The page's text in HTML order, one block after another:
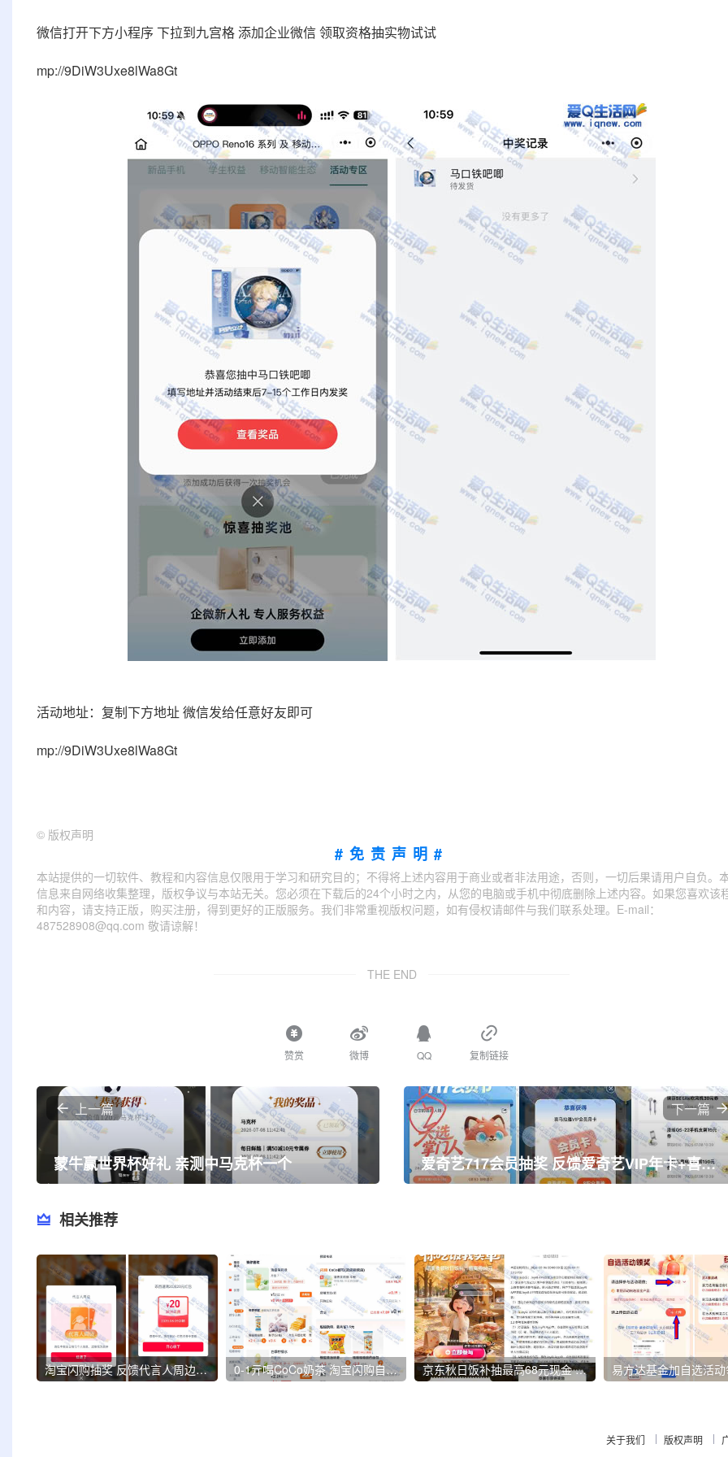
微信打开下方小程序 下拉到九宫格 添加企业微信 领取资格抽实物试试
mp://9DiW3Uxe8lWa8Gt
活动地址：复制下方地址 微信发给任意好友即可
mp://9DiW3Uxe8lWa8Gt
© 版权声明
#免责声明#
本站提供的一切软件、教程和内容信息仅限用于学习和研究目的；不得将上述内容用于商业或者非法用途，否则，一切后果请用户自负。
信息来自网络收集整理，版权争议与本站无关。您必须在下载后的24个小时之内，从您的电脑或手机中彻底删除上述内容。如果您喜欢该
和内容，请支持正版，购买注册，得到更好的正版服务。我们非常重视版权问题，如有侵权请邮件与我们联系处理。E-mail：
487528908@qq.com 敬请谅解！
THE END
赞赏 微博 QQ 复制链接
上一篇
蒙牛赢世界杯好礼 亲测中马克杯一个
下一篇
爱奇艺717会员抽奖 反馈爱奇艺VIP年卡+喜马拉雅VIP
相关推荐
淘宝闪购抽奖 反馈代言人周边+20元茶百道红包 0-1亓喝CoCo奶茶 淘宝闪购自取即可 京东秋日饭补抽最高68元现金 亲测6.66元秒到
关于我们 版权声明